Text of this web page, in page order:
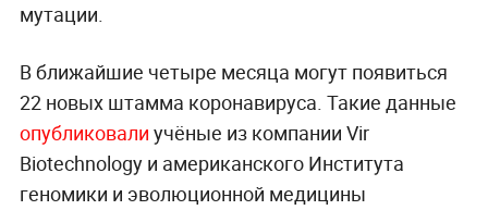
мутации.
В ближайшие четыре месяца могут появиться
22 новых штамма коронавируса. Такие данные
опубликовали учёные из компании Vir
Biotechnology и американского Института
геномики и эволюционной медицины